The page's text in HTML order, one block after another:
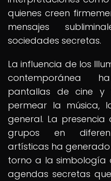
quienes creen
mensajes
sociedades secretas.
La influencia de los
contemporánea
pantallas de cine y
permear la música,
general. La
grupos en
artísticas ha generado
torno a la simbología
agendas secretas